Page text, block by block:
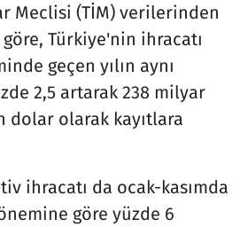
Meclisi (TİM) verilerinden
Türkiye'nin ihracatı
geçen yılın aynı
2,5 artarak 238 milyar
dolar olarak kayıtlara
ihracatı da ocak-kasımda
göre yüzde 6